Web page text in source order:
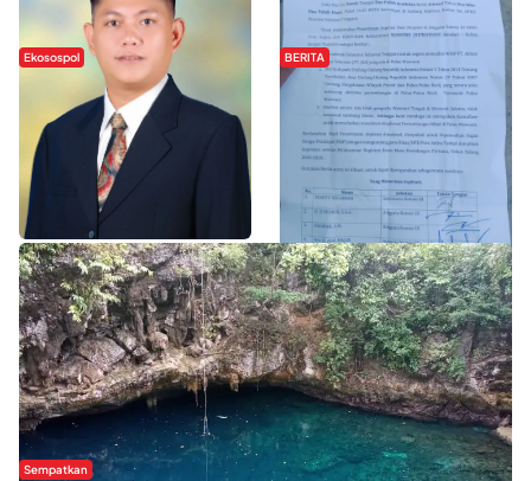
Ekosospol
Slogan Pemberdayaan Lokal
Dinilai Hanya Pemanis, Tokoh
Pemuda Wilalang Kritik Dominasi
Orang Luar
BERITA
Hipmawani Bersama DPRD Sultra
Sepakati RDP Perihal IUP
Pertambangan di Pulau Wawonii
WISATA SULTRA >>
Sempatkan